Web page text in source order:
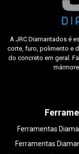
A JRC Diamantados é
corte, furo, polimento e
do concreto em geral.
Ferramentas
Ferramentas